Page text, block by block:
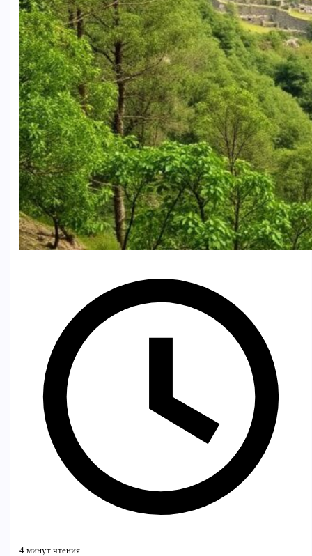
4 минут чтения